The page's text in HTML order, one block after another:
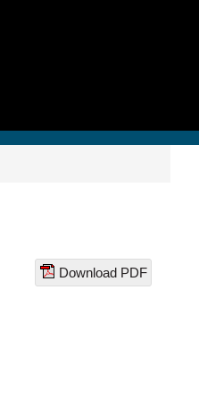
Download PDF